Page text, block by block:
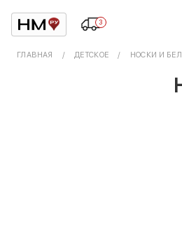
3
ГЛАВНАЯ ДЕТСКОЕ НОСКИ И